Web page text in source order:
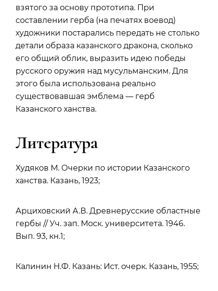
взятого за основу прототипа. При
составлении герба (на печатях воевод)
художники постарались передать не столько
детали образа казанского дракона, сколько
его общий облик, выразить идею победы
русского оружия над мусульманским. Для
этого была использована реально
существовавшая эмблема — герб
Казанского ханства.
Литература
Худяков М. Очерки по истории Казанского
ханства. Казань, 1923;
Арциховский А.В. Древнерусские областные
гербы // Уч. зап. Моск. университета. 1946.
Вып. 93, кн.1;
Калинин Н.Ф. Казань: Ист. очерк. Казань, 1955;